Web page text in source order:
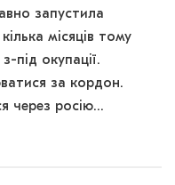
запустила
місяців тому
під окупації.
за кордон.
через росію…